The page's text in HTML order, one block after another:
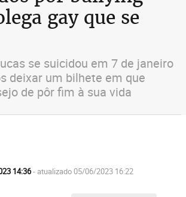
gay que se
se suicidou em 7 de janeiro
deixar um bilhete em que
de pôr fim à sua vida
14:36- atualizado 05/06/2023 16:22